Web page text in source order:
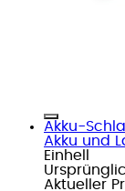
Akku-
Akku und
Einhell
Aktueller